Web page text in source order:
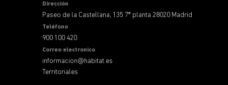
Dirección
Paseo de la Castellana, 135 7ª planta 28020 Madrid
Teléfono
900 100 420
Correo electronico
informacion@habitat.es
Territoriales